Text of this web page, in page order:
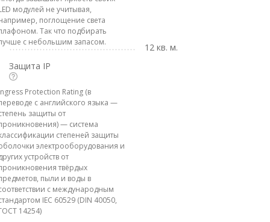
модулей не учитывая,
поглощение света
Так что подбирать
с небольшим запасом.
12 кв. м.
Защита IP
Protection Rating (в
с английского языка —
защиты от
— система
степеней защиты
электрооборудования и
устройств от
твёрдых
пыли и воды в
с международным
IEC 60529 (DIN 40050,
14254)